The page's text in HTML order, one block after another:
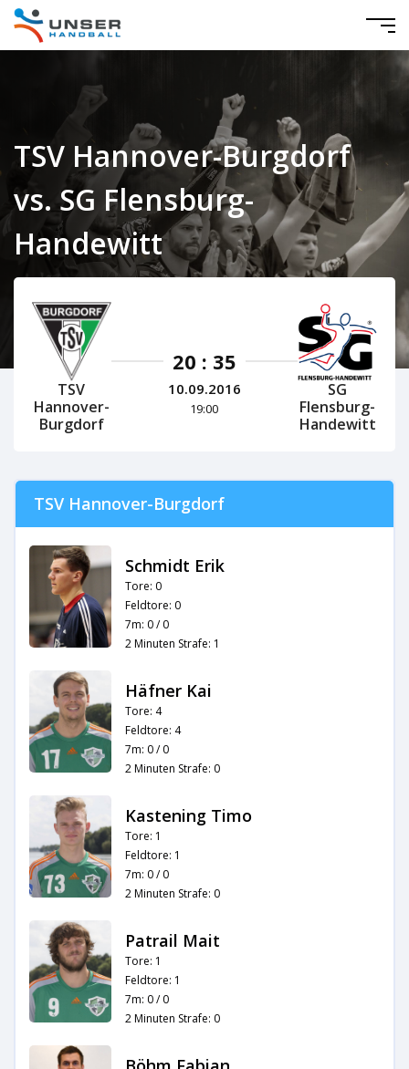
TSV Hannover-Burgdorf
vs. SG Flensburg-
Handewitt
TSV
Hannover-
Burgdorf
20 : 35
10.09.2016
19:00
SG
Flensburg-
Handewitt
TSV Hannover-Burgdorf
Schmidt Erik
Tore: 0
Feldtore: 0
7m: 0 / 0
2 Minuten Strafe: 1
Häfner Kai
Tore: 4
Feldtore: 4
7m: 0 / 0
2 Minuten Strafe: 0
Kastening Timo
Tore: 1
Feldtore: 1
7m: 0 / 0
2 Minuten Strafe: 0
Patrail Mait
Tore: 1
Feldtore: 1
7m: 0 / 0
2 Minuten Strafe: 0